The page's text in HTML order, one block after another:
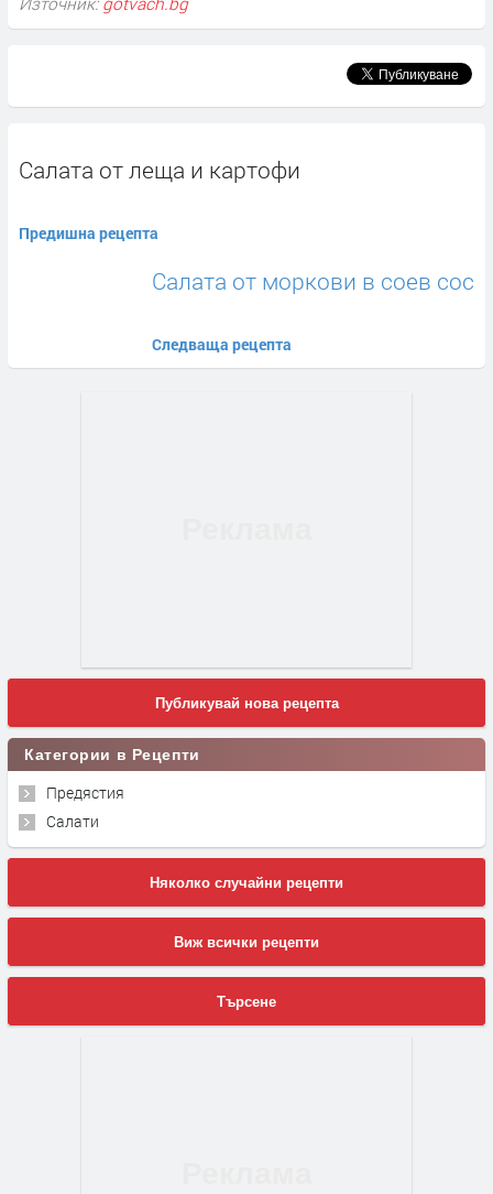
Салата от леща и картофи
Предишна рецепта
Салата от моркови в соев сос
Следваща рецепта
Публикувай нова рецепта
Категории в Рецепти
Предястия
Салати
Няколко случайни рецепти
Виж всички рецепти
Търсене